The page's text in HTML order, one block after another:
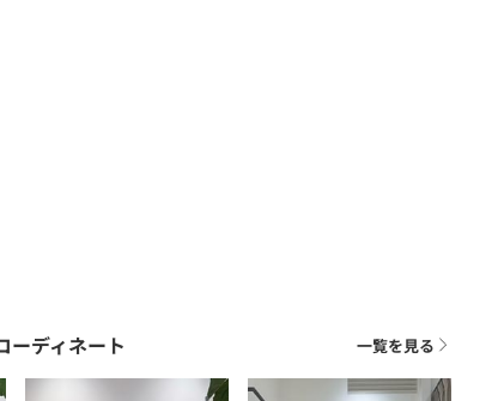
ーディネート 一覧を見る